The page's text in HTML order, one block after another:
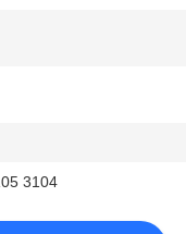
3104